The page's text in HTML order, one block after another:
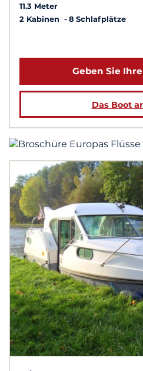
11.3 Meter
2 Kabinen
8 Schlafplätze
Geben Sie
Das Boot